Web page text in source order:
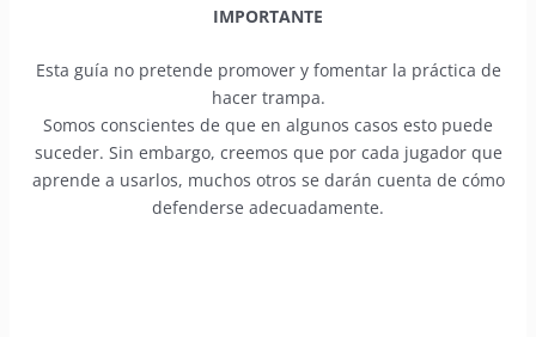
IMPORTANTE
Esta guía no pretende promover y fomentar la práctica de
hacer trampa.
Somos conscientes de que en algunos casos esto puede
suceder. Sin embargo, creemos que por cada jugador que
aprende a usarlos, muchos otros se darán cuenta de cómo
defenderse adecuadamente.